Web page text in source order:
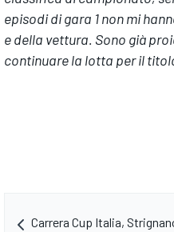
episodi di gara 1 non mi
e della vettura. Sono già
continuare la lotta per il
Carrera Cup Italia,